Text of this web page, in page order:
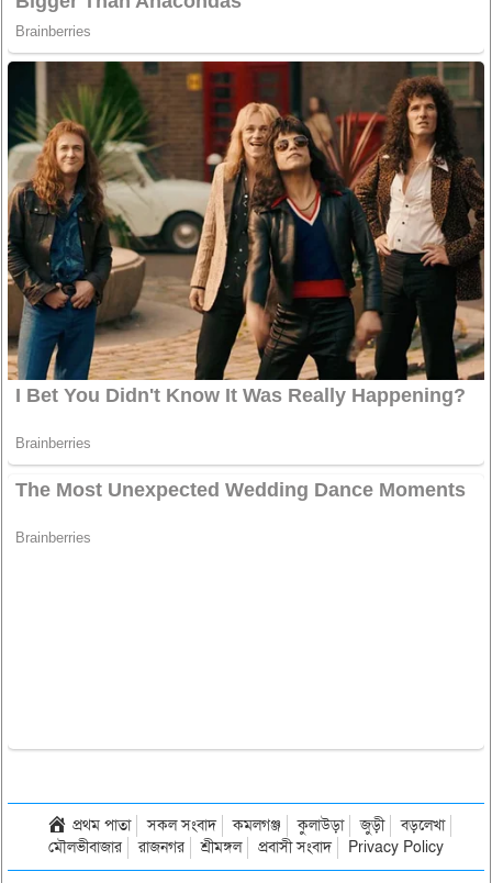
প্রথম পাতা সকল সংবাদ কমলগঞ্জ কুলাউড়া জুড়ী
বড়লেখা
মৌলভীবাজার
রাজনগর শ্রীমঙ্গল প্রবাসী সংবাদ Privacy Policy